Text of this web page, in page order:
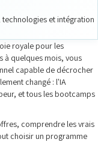
et intégration
royale pour les
à quelques mois, vous
capable de décrocher
changé : l'IA
et tous les bootcamps
comprendre les vrais
choisir un programme